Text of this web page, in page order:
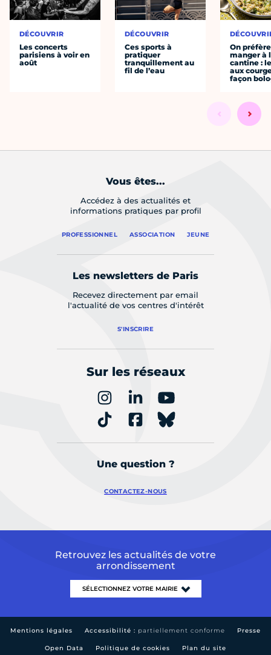
DÉCOUVRIR
Les concerts
parisiens à voir en
août
DÉCOUVRIR
Ces sports à
pratiquer
tranquillement au
fil de l’eau
On préfère
manger à
cantine :
aux
façon
Vous êtes...
Accédez à des actualités et
informations pratiques par profil
PROFESSIONNEL ASSOCIATION JEUNE
Les newsletters de Paris
Recevez directement par email
l'actualité de vos centres d'intérêt
S'INSCRIRE
Sur les réseaux
Une question ?
CONTACTEZ-NOUS
Retrouvez les actualités de votre
arrondissement
Mentions légales Accessibilité : partiellement conforme Presse
Open Data Politique de cookies Plan du site